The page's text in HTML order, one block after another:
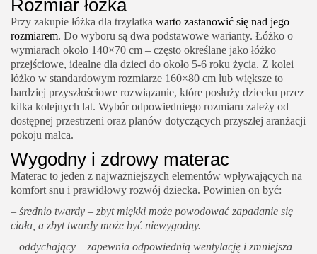
Rozmiar łóżka
Przy zakupie łóżka dla trzylatka warto zastanowić się nad jego
rozmiarem. Do wyboru są dwa podstawowe warianty. Łóżko o
wymiarach około 140×70 cm – często określane jako łóżko
przejściowe, idealne dla dzieci do około 5-6 roku życia. Z kolei
łóżko w standardowym rozmiarze 160×80 cm lub większe to
bardziej przyszłościowe rozwiązanie, które posłuży dziecku przez
kilka kolejnych lat. Wybór odpowiedniego rozmiaru zależy od
dostępnej przestrzeni oraz planów dotyczących przyszłej aranżacji
pokoju malca.
Wygodny i zdrowy materac
Materac to jeden z najważniejszych elementów wpływających na
komfort snu i prawidłowy rozwój dziecka. Powinien on być:
– średnio twardy – zbyt miękki może powodować zapadanie się
ciała, a zbyt twardy może być niewygodny.
– oddychający – zapewnia odpowiednią wentylację i zmniejsza